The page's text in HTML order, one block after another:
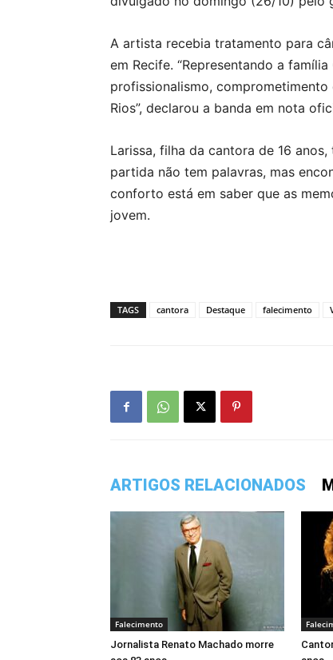
A artista recebia tratamento para
em Recife. “Representando a
profissionalismo, comprometimento
Rios”, declarou a banda em nota
Larissa, filha da cantora de 16
partida não tem palavras, mas
conforto está em saber que as
jovem.
TAGS cantora Destaque falecimento
ARTIGOS RELACIONADOS
Falecimento
Jornalista Renato Machado morre